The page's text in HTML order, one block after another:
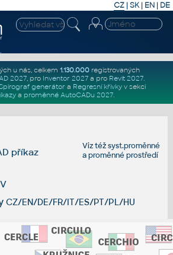
CZ | SK| EN | DE
u nás, celkem 1.130.000registrovaných
2027, pro Inventor 2027a pro Revit 2027.
generátor a Regresní křivkyv sekci
a proměnné AutoCADu 2027.
Viz téžsyst.proměnné
aproměnné prostředí
příkaz
CZ/EN/DE/FR/IT/ES/PT/PL/HU